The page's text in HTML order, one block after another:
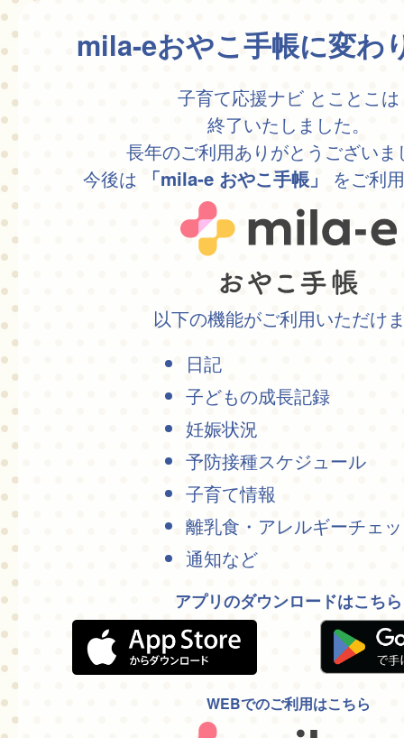
mila-eおやこ手帳に変わ
子育て応援ナビ とことこは
終了いたしました。
長年のご利用ありがとうございま
今後は
「mila-e おやこ手帳」 をご利
以下の機能がご利用いただけ
日記
子どもの成長記録
妊娠状況
予防接種スケジュール
子育て情報
離乳食・アレルギーチェ
通知など
アプリのダウンロードはこちら
WEBでのご利用はこちら